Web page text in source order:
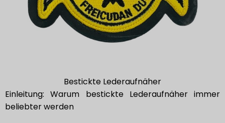
Bestickte Lederaufnäher
Einleitung: Warum bestickte Lederaufnäher immer
beliebter werden